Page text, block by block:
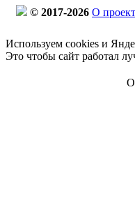
© 2017-2026 О
Используем cookies и
Это чтобы сайт работал